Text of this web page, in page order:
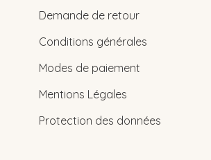
Demande de retour
Conditions générales
Modes de paiement
Mentions Légales
Protection des données